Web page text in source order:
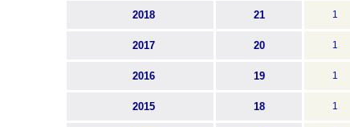
2018 21 1
2017 20 1
2016 19 1
2015 18 1